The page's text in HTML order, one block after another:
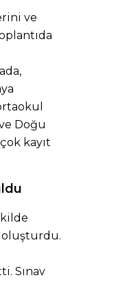
ve
Doğu
kayıt
oluşturdu.
Sınav